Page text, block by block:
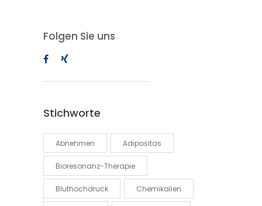
Folgen Sie uns
Stichworte
Abnehmen Adipositas
Bioresonanz-Therapie
Bluthochdruck Chemikalien